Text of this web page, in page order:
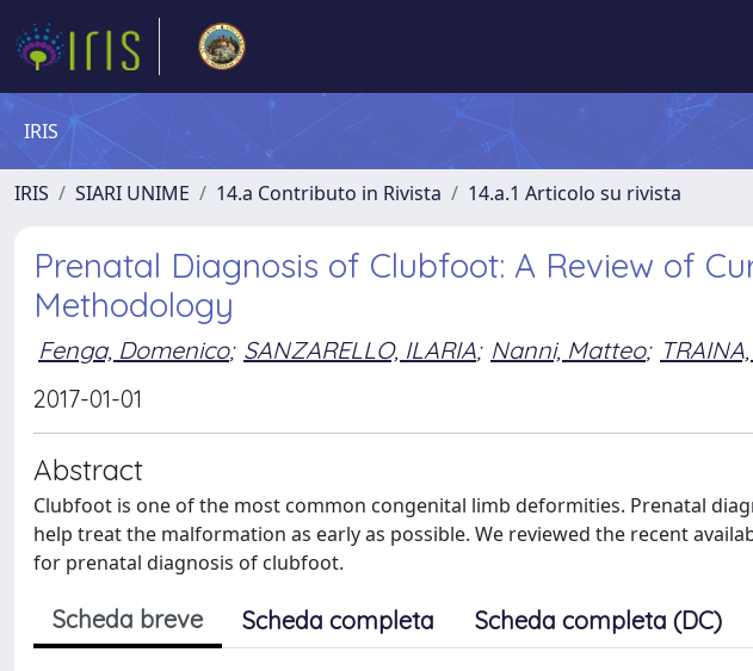
IRIS
IRIS SIARI UNIME 14.a Contributo in Rivista 14.a.1 Articolo su rivista
Prenatal Diagnosis of Clubfoot: A Review of
Methodology
Fenga, Domenico; SANZARELLO, ILARIA; Nanni, Matteo;
2017-01-01
Abstract
Clubfoot is one of the most common congenital limb deformities. Prenatal
help treat the malformation as early as possible. We reviewed the recent
for prenatal diagnosis of clubfoot.
Scheda breve Scheda completa Scheda completa (DC)